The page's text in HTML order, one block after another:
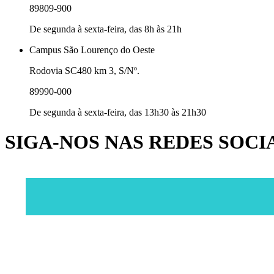
89809-900
De segunda à sexta-feira, das 8h às 21h
Campus São Lourenço do Oeste
Rodovia SC480 km 3, S/Nº.
89990-000
De segunda à sexta-feira, das 13h30 às 21h30
SIGA-NOS NAS REDES